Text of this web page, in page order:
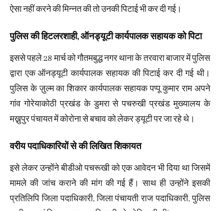
ऐसा नहीं करने की मिन्नत की तो उनकी पिटाई भी कर दी गई।
पुलिस की हिटलरशाही, ऑनड्यूटी कार्यपालक सहायक को पिटा
इससे पहले 28 मार्च को गौतमबुद्ध नगर थाना के तरवारा बाजार में पुलिस
द्वारा एक ऑनड्यूटी कार्यपालक सहायक की पिटाई कर दी गई थी।
पुलिस के ज़ुल्म का शिकार कार्यपालक सहायक पप्पू कुमार राम अपने
गांव गोरेयाकोठी प्रखंड के डुमरा से पचरुखी प्रखंड मुख्यालय के
मख्नुपुर पंचायत में कोरोना से बचाव को लेकर ड्यूटी पर जा रहे थे।
वरीय पदाधिकारियों से की लिखित शिकायत
इसे लेकर उन्होंने बीडीओ पचरूखी को एक आवेदन भी दिया था जिसमें
मामले की जांच कराने की मांग की गई हैं। साथ ही उन्होंने इसकी
प्रतिलिपि जिला पदाधिकारी, जिला पंचायती राज पदाधिकारी, पुलिस